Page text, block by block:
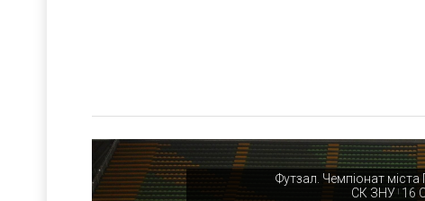
Футзал. Чемпіонат
СК ЗНУ | 16